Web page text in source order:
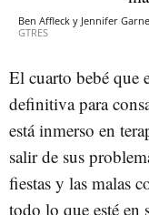
Ben Affleck y Jennifer
GTRES
El cuarto bebé que
definitiva para
está inmerso en
salir de sus
fiestas y las malas
todo lo que esté en